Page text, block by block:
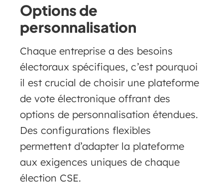
Options de
personnalisation
Chaque entreprise a des besoins
électoraux spécifiques, c’est pourquoi
il est crucial de choisir une plateforme
de vote électronique offrant des
options de personnalisation étendues.
Des configurations flexibles
permettent d’adapter la plateforme
aux exigences uniques de chaque
élection CSE.